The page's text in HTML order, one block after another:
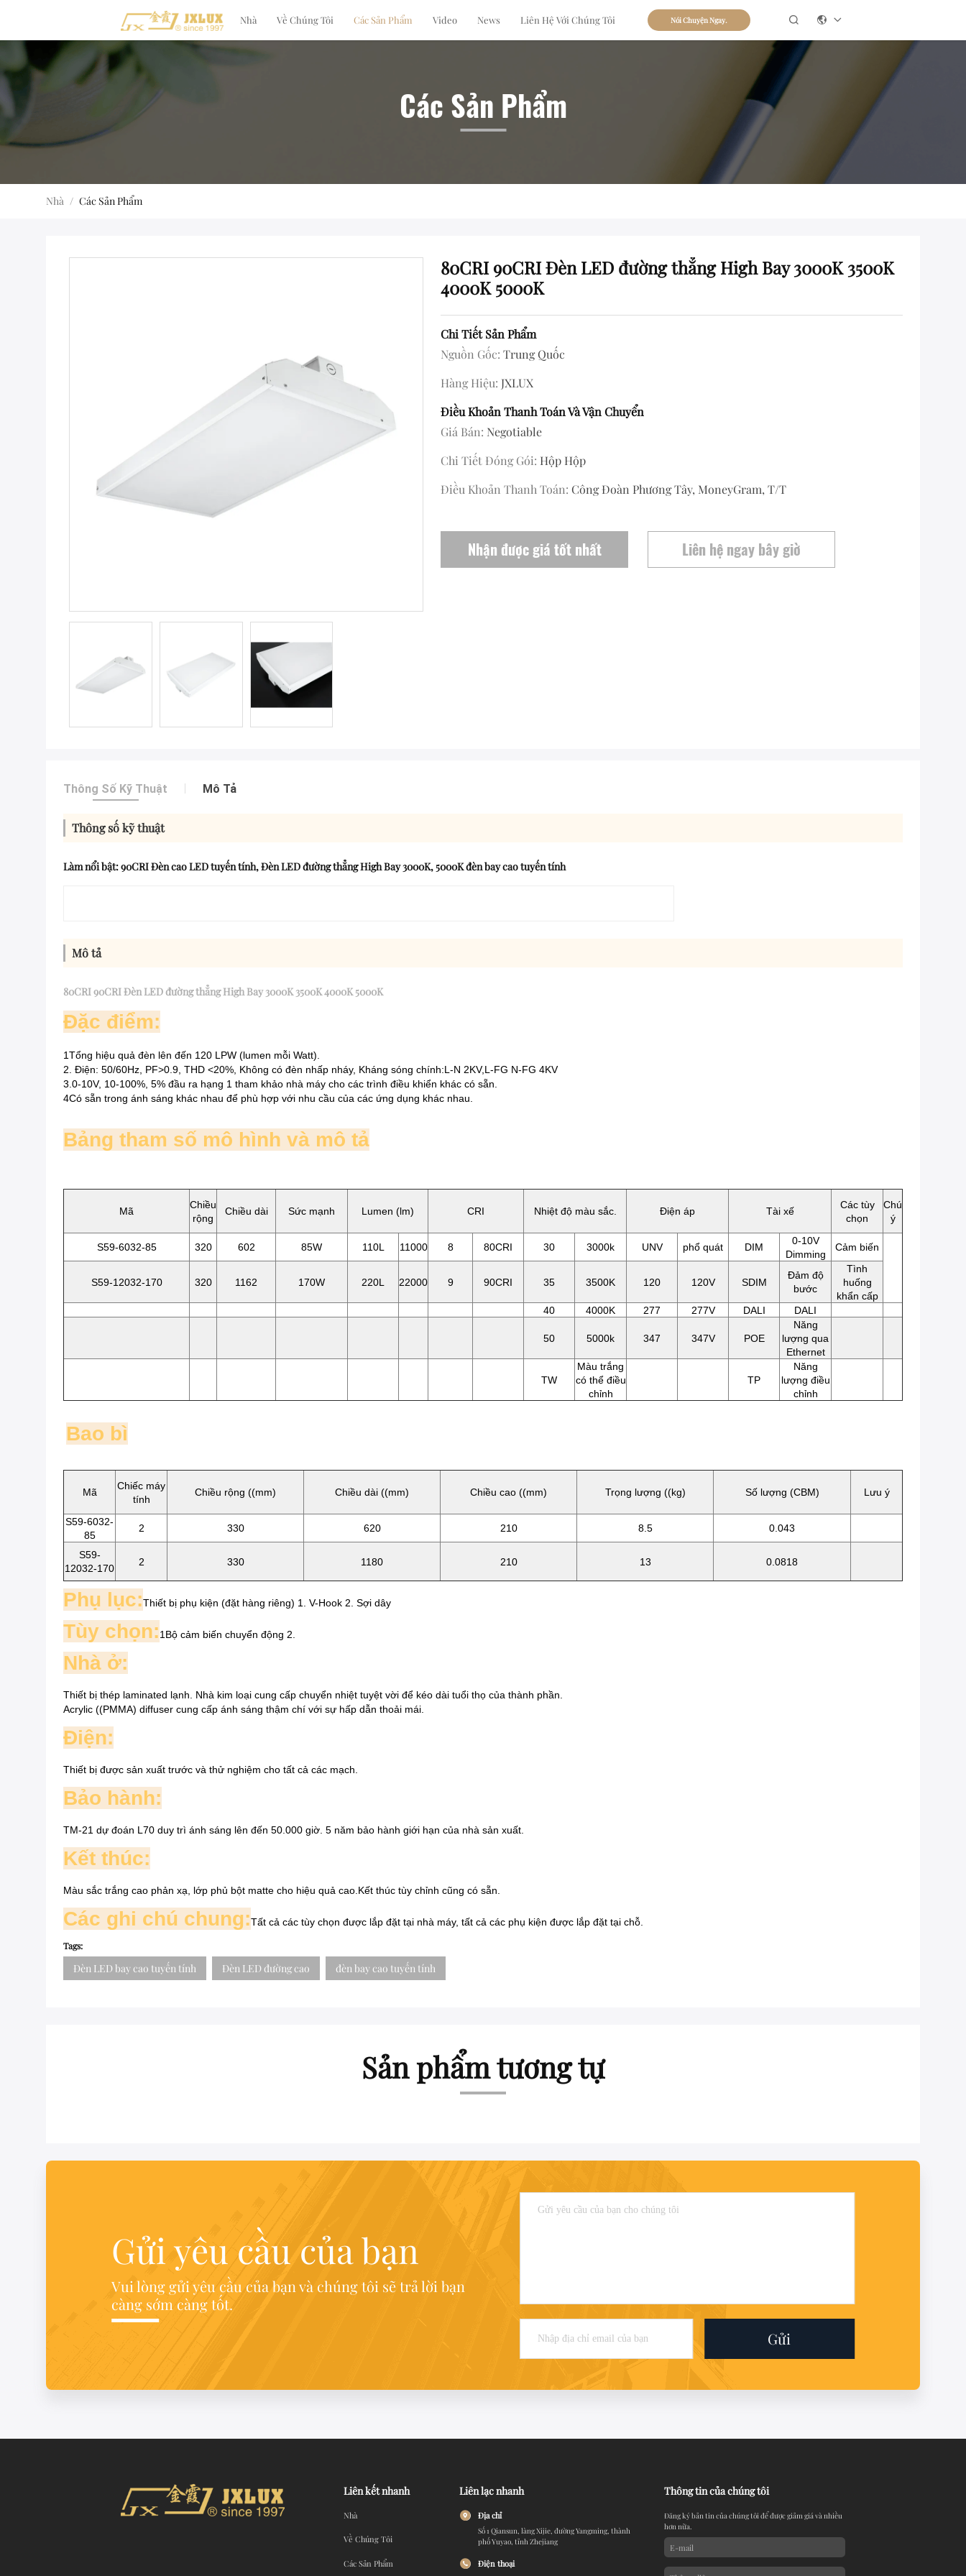
Nhà Về Chúng Tôi Các Sản Phẩm Video News Liên Hệ Với Chúng Tôi Nói Chuyện Ngay. 
Các Sản Phẩm
Nhà / Các Sản Phẩm
80CRI 90CRI Đèn LED đường thẳng High Bay 3000K 3500K
4000K 5000K
Chi Tiết Sản Phẩm
Nguồn Gốc: Trung Quốc
Hàng Hiệu: JXLUX
Điều Khoản Thanh Toán Và Vận Chuyển
Giá Bán: Negotiable
Chi Tiết Đóng Gói: Hộp Hộp
Điều Khoản Thanh Toán: Công Đoàn Phương Tây, MoneyGram, T/T
Nhận được giá tốt nhất Liên hệ ngay bây giờ
Thông Số Kỹ Thuật Mô Tả
Thông số kỹ thuật
Làm nổi bật:90CRI Đèn cao LED tuyến tính,Đèn LED đường thẳng High Bay 3000K,5000K đèn bay cao tuyến tính
Mô tả
80CRI 90CRI Đèn LED đường thẳng High Bay 3000K 3500K 4000K 5000K
Đặc điểm:
1Tổng hiệu quả đèn lên đến 120 LPW (lumen mỗi Watt).
2. Điện: 50/60Hz, PF>0.9, THD <20%, Không có đèn nhấp nháy, Kháng sóng chính:L-N 2KV,L-FG N-FG 4KV
3.0-10V, 10-100%, 5% đầu ra hạng 1 tham khảo nhà máy cho các trình điều khiển khác có sẵn.
4Có sẵn trong ánh sáng khác nhau để phù hợp với nhu cầu của các ứng dụng khác nhau.
Bảng tham số mô hình và mô tả
Mã
Chiều
rộng
Chiều dài Sức mạnh Lumen (lm) CRI Nhiệt độ màu sắc. Điện áp Tài xế
Các tùy
chọn
Chú
ý
S59-6032-85 320 602 85W 110L 11000 8 80CRI 30 3000k UNV phổ quát DIM
0-10V
Dimming
Cảm biến
S59-12032-170 320 1162 170W 220L 22000 9 90CRI 35 3500K 120 120V SDIM
Đảm độ
bước
Tình
huống
khẩn cấp
40
4000K 277 277V DALI DALI
50 5000k 347 347V POE
Năng
lượng qua
Ethernet
TW
Màu trắng
có thể điều
chỉnh
TP
Năng
lượng điều
chỉnh
Bao bì
Mã
Chiếc máy
tính
Chiều rộng ((mm) Chiều dài ((mm) Chiều cao ((mm) Trọng lượng ((kg) Số lượng (CBM) Lưu ý
S59-6032-
85
2 330 620 210 8.5 0.043
S59-
12032-170
2 330 1180 210 13 0.0818
Phụ lục:Thiết bị phụ kiện (đặt hàng riêng) 1. V-Hook 2. Sợi dây
Tùy chọn:1Bộ cảm biến chuyển động 2.
Nhà ở:
Thiết bị thép laminated lạnh. Nhà kim loại cung cấp chuyển nhiệt tuyệt vời để kéo dài tuổi thọ của thành phần.
Acrylic ((PMMA) diffuser cung cấp ánh sáng thậm chí với sự hấp dẫn thoải mái.
Điện:
Thiết bị được sản xuất trước và thử nghiệm cho tất cả các mạch.
Bảo hành:
TM-21 dự đoán L70 duy trì ánh sáng lên đến 50.000 giờ. 5 năm bảo hành giới hạn của nhà sản xuất.
Kết thúc:
Màu sắc trắng cao phản xạ, lớp phủ bột matte cho hiệu quả cao.Kết thúc tùy chỉnh cũng có sẵn.
Các ghi chú chung:Tất cả các tùy chọn được lắp đặt tại nhà máy, tất cả các phụ kiện được lắp đặt tại chỗ.
Tags:
Đèn LED bay cao tuyến tính Đèn LED đường cao đèn bay cao tuyến tính
Sản phẩm tương tự
Gửi yêu cầu của bạn
Vui lòng gửi yêu cầu của bạn và chúng tôi sẽ trả lời bạn
càng sớm càng tốt.
Gửi
Liên kết nhanh
Nhà
Về Chúng Tôi
Các Sản Phẩm
Liên lạc nhanh
Địa chỉ
Số 1 Qiansun, làng Xijie, đường Yangming, thành
phố Yuyao, tỉnh Zhejiang
Điện thoại
Thông tin của chúng tôi
Đăng ký bản tin của chúng tôi để được giảm giá và nhiều
hơn nữa.